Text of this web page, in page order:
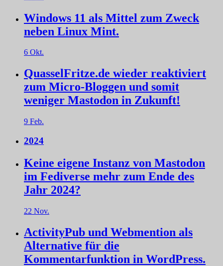
Windows 11 als Mittel zum Zweck
neben Linux Mint.
6 Okt.
QuasselFritze.de wieder reaktiviert
zum Micro-Bloggen und somit
weniger Mastodon in Zukunft!
9 Feb.
2024
Keine eigene Instanz von Mastodon
im Fediverse mehr zum Ende des
Jahr 2024?
22 Nov.
ActivityPub und Webmention als
Alternative für die
Kommentarfunktion in WordPress.